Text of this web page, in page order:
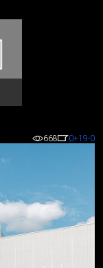
668 0+19-0